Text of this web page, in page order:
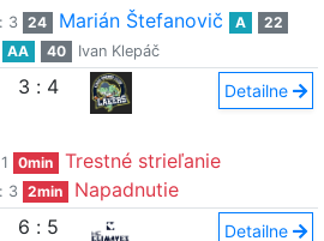
3 24 Marián Štefanovič A
22
AA 40 Ivan Klepáč
3 : 4 Detailne
0min Trestné strieľanie
3 2min
Napadnutie
6 : 5 Detailne